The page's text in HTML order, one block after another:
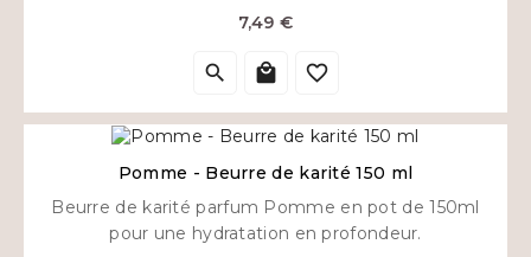
7,49 €Prix
  
Pomme - Beurre de karité 150 ml
Beurre de karité parfum Pomme en pot de 150ml
pour une hydratation en profondeur.